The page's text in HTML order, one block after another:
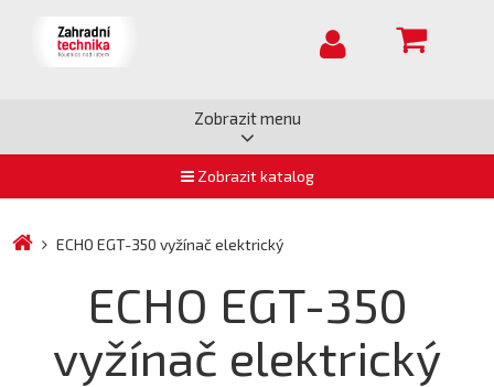
Zobrazit menu
Zobrazit katalog
ECHO EGT-350 vyžínač elektrický
ECHO EGT-350
vyžínač elektrický